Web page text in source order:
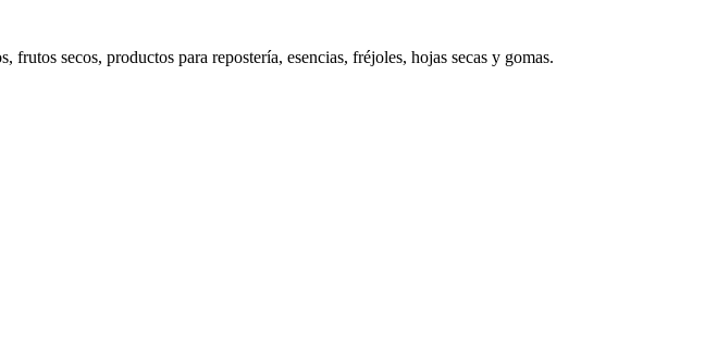
secos, productos para repostería, esencias, fréjoles, hojas secas y gomas.